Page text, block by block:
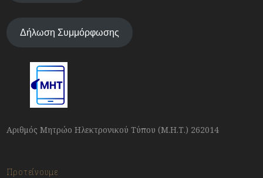
Δήλωση Συμμόρφωσης
Αριθμός Μητρώο Ηλεκτρονικού Τύπου (Μ.Η.Τ.) 262014
Προτείνουμε